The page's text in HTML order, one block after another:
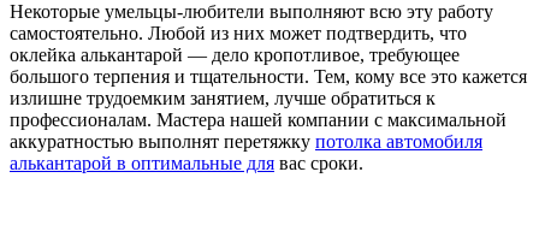
Некоторые умельцы-любители выполняют всю эту работу
самостоятельно. Любой из них может подтвердить, что
оклейка алькантарой — дело кропотливое, требующее
большого терпения и тщательности. Тем, кому все это кажется
излишне трудоемким занятием, лучше обратиться к
профессионалам. Мастера нашей компании с максимальной
аккуратностью выполнят перетяжку потолка автомобиля
алькантарой в оптимальные для вас сроки.